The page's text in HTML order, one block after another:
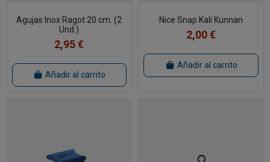
Agujas Inox Ragot 20 cm. (2
Und.)
2,95 €
Añadir al carrito
Nice Snap Kali Kunnan
2,00 €
Añadir al carrito